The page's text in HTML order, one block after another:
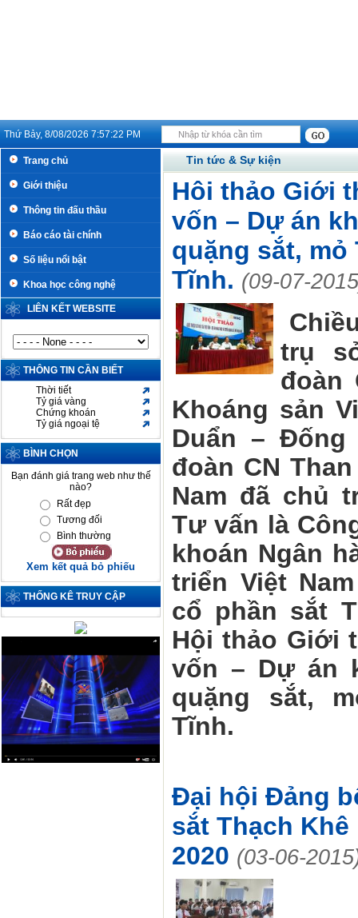
Thứ Bảy, 8/08/2026 7:57:23 PM
Trang chủ
Giới thiệu
Thông tin đấu thầu
Báo cáo tài chính
Số liệu nổi bật
Khoa học công nghệ
LIÊN KẾT WEBSITE
THÔNG TIN CẦN BIẾT
Thời tiết
Tỷ giá vàng
Chứng khoán
Tỷ giá ngoại tệ
BÌNH CHỌN
Bạn đánh giá trang web như thế
nào?
Rất đẹp
Tương đối
Bình thường
Xem kết quả bỏ phiếu
THỐNG KÊ TRUY CẬP
Tin tức & Sự kiện
Hôi thảo Giới
vốn – Dự án
quặng sắt, mỏ
Tĩnh. (09-07-
trụ
đoàn
Khoáng sản
Duẩn –
đoàn CN
Nam đã chủ
Tư vấn là
khoán Ngân
triển Việt
cổ phần sắt
Hội thảo Giới
vốn – Dự án
quặng sắt,
Tĩnh.
Đại hội Đảng
sắt Thạch Khê
2020 (03-06-